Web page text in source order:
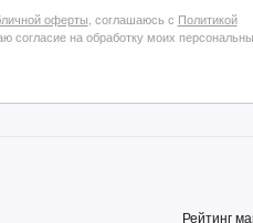
оферты , соглашаюсь с Политикой
согласие на обработку моих
Рейтинг